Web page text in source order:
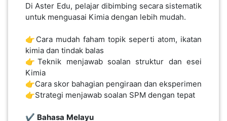
Di Aster Edu, pelajar dibimbing secara sistematik
untuk menguasai Kimia dengan lebih mudah.
👉Cara mudah faham topik seperti atom, ikatan
kimia dan tindak balas
👉Teknik menjawab soalan struktur dan esei
Kimia
👉Cara skor bahagian pengiraan dan eksperimen
👉Strategi menjawab soalan SPM dengan tepat
✔️ Bahasa Melayu